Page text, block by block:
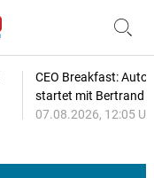
CEO Breakfast:
startet mit Bertrand
07.08.2026, 12:05